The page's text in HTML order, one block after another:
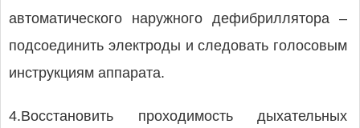
автоматического наружного дефибриллятора –
подсоединить электроды и следовать голосовым
инструкциям аппарата.
4.Восстановить проходимость дыхательных